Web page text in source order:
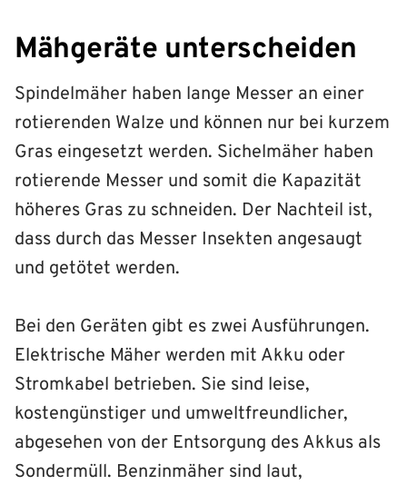
Mähgeräte unterscheiden
Spindelmäher haben lange Messer an einer
rotierenden Walze und können nur bei kurzem
Gras eingesetzt werden. Sichelmäher haben
rotierende Messer und somit die Kapazität
höheres Gras zu schneiden. Der Nachteil ist,
dass durch das Messer Insekten angesaugt
und getötet werden.
Bei den Geräten gibt es zwei Ausführungen.
Elektrische Mäher werden mit Akku oder
Stromkabel betrieben. Sie sind leise,
kostengünstiger und umweltfreundlicher,
abgesehen von der Entsorgung des Akkus als
Sondermüll. Benzinmäher sind laut,